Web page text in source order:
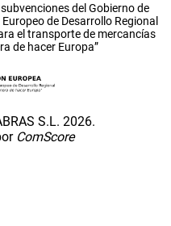
del Gobierno de
de Desarrollo Regional
el transporte de mercancías
de hacer Europa”
S.L. 2026.
ComScore